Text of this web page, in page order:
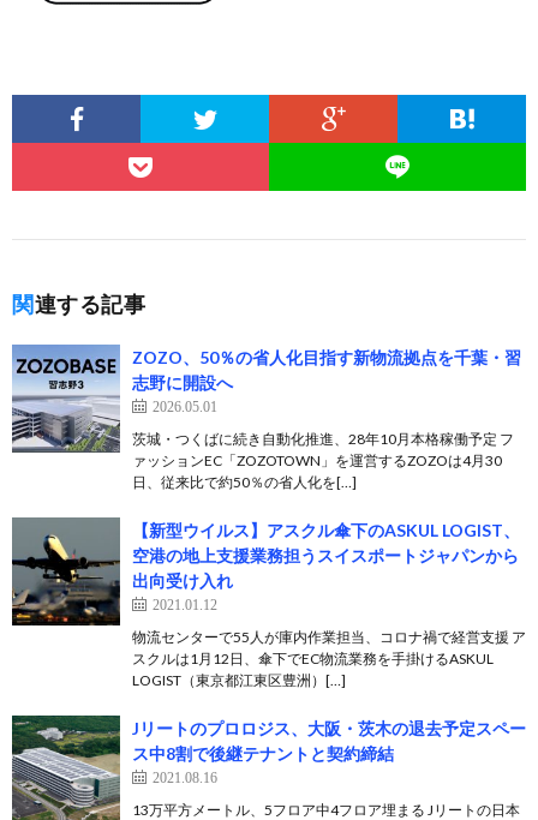
関連する記事
ZOZO、50％の省人化目指す新物流拠点を千葉・習
志野に開設へ
2026.05.01
茨城・つくばに続き自動化推進、28年10月本格稼働予定 フ
ァッションEC「ZOZOTOWN」を運営するZOZOは4月30
日、従来比で約50％の省人化を[…]
【新型ウイルス】アスクル傘下のASKUL LOGIST、
空港の地上支援業務担うスイスポートジャパンから
出向受け入れ
2021.01.12
物流センターで55人が庫内作業担当、コロナ禍で経営支援 ア
スクルは1月12日、傘下でEC物流業務を手掛けるASKUL
LOGIST（東京都江東区豊洲）[…]
Jリートのプロロジス、大阪・茨木の退去予定スペー
ス中8割で後継テナントと契約締結
2021.08.16
13万平方メートル、5フロア中4フロア埋まる Jリートの日本